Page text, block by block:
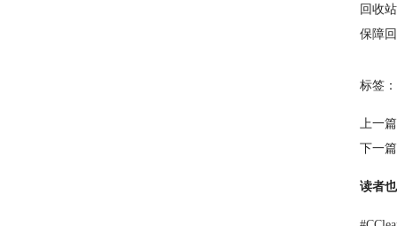
回收
保障
标签：
上一
下一
读者